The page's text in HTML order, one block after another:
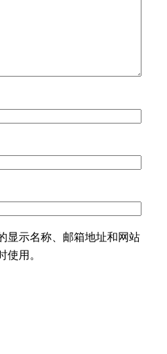
显示名称、邮箱地址和网站
用。